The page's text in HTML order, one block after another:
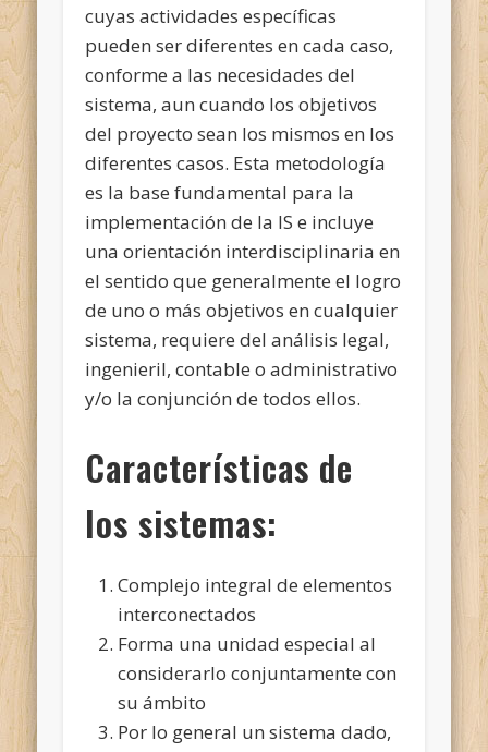
cuyas actividades específicas
pueden ser diferentes en cada caso,
conforme a las necesidades del
sistema, aun cuando los objetivos
del proyecto sean los mismos en los
diferentes casos. Esta metodología
es la base fundamental para la
implementación de la IS e incluye
una orientación interdisciplinaria en
el sentido que generalmente el logro
de uno o más objetivos en cualquier
sistema, requiere del análisis legal,
ingenieril, contable o administrativo
y/o la conjunción de todos ellos.
Características de
los sistemas:
Complejo integral de elementos
interconectados
Forma una unidad especial al
considerarlo conjuntamente con
su ámbito
Por lo general un sistema dado,